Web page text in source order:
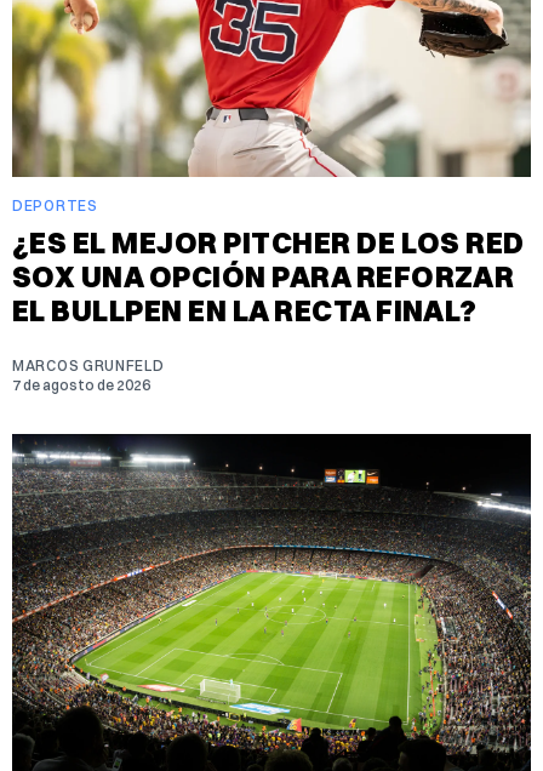
DEPORTES
¿ES EL MEJOR PITCHER DE LOS RED
SOX UNA OPCIÓN PARA REFORZAR
EL BULLPEN EN LA RECTA FINAL?
MARCOS GRUNFELD
7 de agosto de 2026